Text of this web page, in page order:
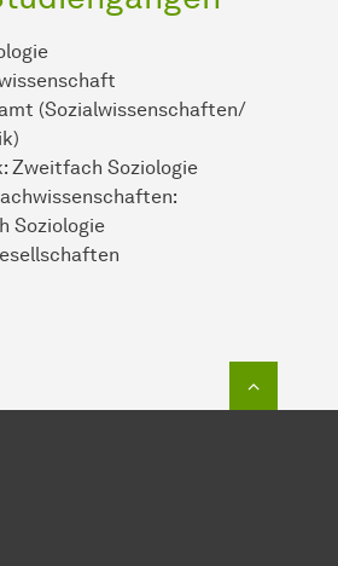
(So­zi­al­wis­sen­schaft­en/
Zweitfach So­zio­lo­gie
So­zio­lo­gie